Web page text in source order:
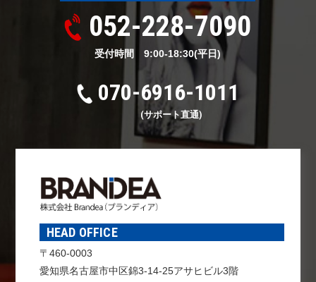
052-228-7090
受付時間 9:00-18:30(平日)
070-6916-1011
(サポート直通)
HEAD OFFICE
〒460-0003
愛知県名古屋市中区錦3-14-25アサヒビル3階